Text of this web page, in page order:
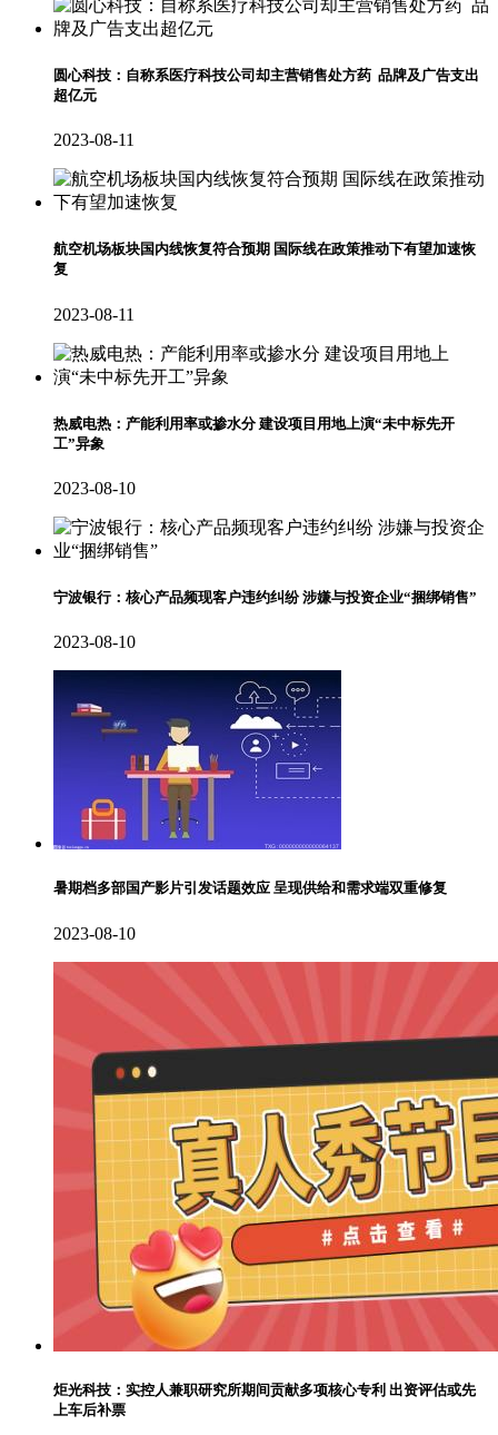
圆心科技：自称系医疗科技公司却主营销售处方药 品牌及广告支出
超亿元
2023-08-11
航空机场板块国内线恢复符合预期 国际线在政策推动下有望加速恢
复
2023-08-11
热威电热：产能利用率或掺水分 建设项目用地上演“未中标先开
工”异象
2023-08-10
宁波银行：核心产品频现客户违约纠纷 涉嫌与投资企业“捆绑销售”
2023-08-10
暑期档多部国产影片引发话题效应 呈现供给和需求端双重修复
2023-08-10
炬光科技：实控人兼职研究所期间贡献多项核心专利 出资评估或先
上车后补票